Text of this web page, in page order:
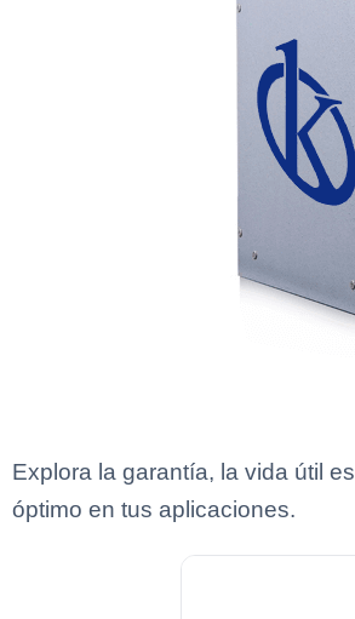
Explora la garantía, la vida útil
óptimo en tus aplicaciones.